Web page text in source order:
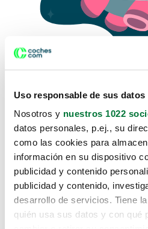
Uso responsable de sus datos
Nosotros y nuestros 1022
datos personales, p.ej., su
como las cookies para
información en su dispositivo
publicidad y contenido
publicidad y contenido,
desarrollo de servicios. Tiene
quién usa sus datos y con qué
Lo sentimos, no
te hemos traido
Pero puedes encontrar el
buscando en alguno de